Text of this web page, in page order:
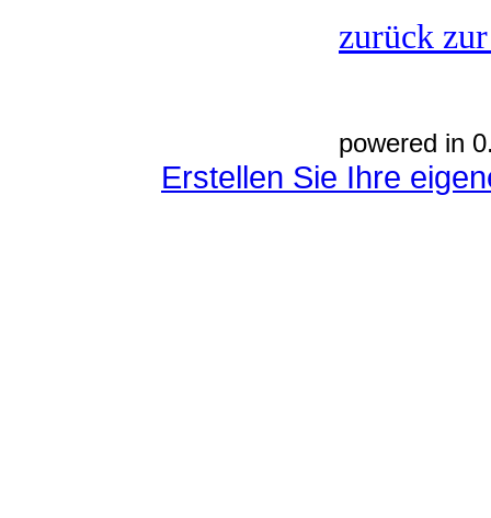
zurück
powered in
Erstellen Sie Ihre